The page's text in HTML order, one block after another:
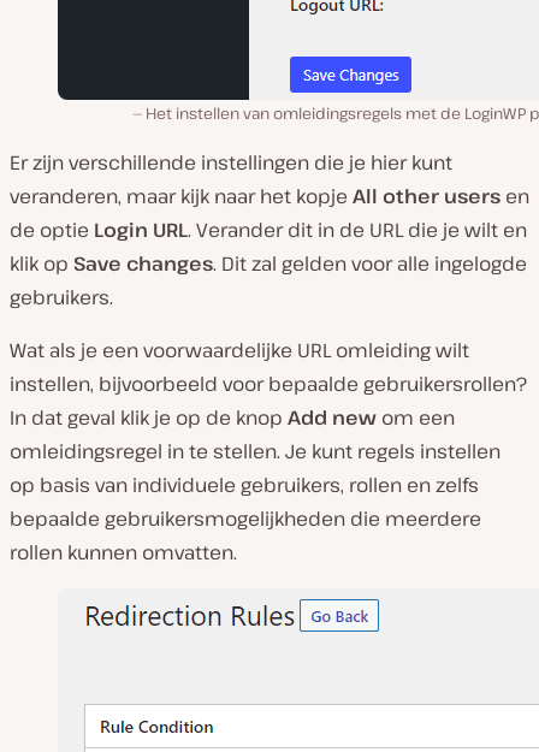
Het instellen van omleidingsregels met de LoginWP
Er zijn verschillende instellingen die je hier kunt
veranderen, maar kijk naar het kopje All other users en
de optie Login URL. Verander dit in de URL die je wilt en
klik op Save changes. Dit zal gelden voor alle ingelogde
gebruikers.
Wat als je een voorwaardelijke URL omleiding wilt
instellen, bijvoorbeeld voor bepaalde gebruikersrollen?
In dat geval klik je op de knop Add new om een
omleidingsregel in te stellen. Je kunt regels instellen
op basis van individuele gebruikers, rollen en zelfs
bepaalde gebruikersmogelijkheden die meerdere
rollen kunnen omvatten.